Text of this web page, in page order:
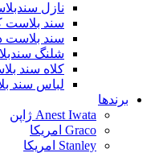
نازل
سند بلاست
سند بلاست
شلنگ
کلاه سند
لباس سند
برندها
Anest Iwata ژاپن
Graco امریکا
Stanley امریکا